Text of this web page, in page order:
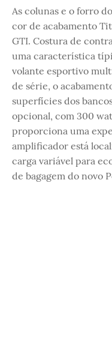
As colunas e o forro
cor de acabamento
GTI. Costura de
uma característica
volante esportivo
de série, o
superfícies dos
opcional, com 300
proporciona uma
amplificador está
carga variável para
de bagagem do novo